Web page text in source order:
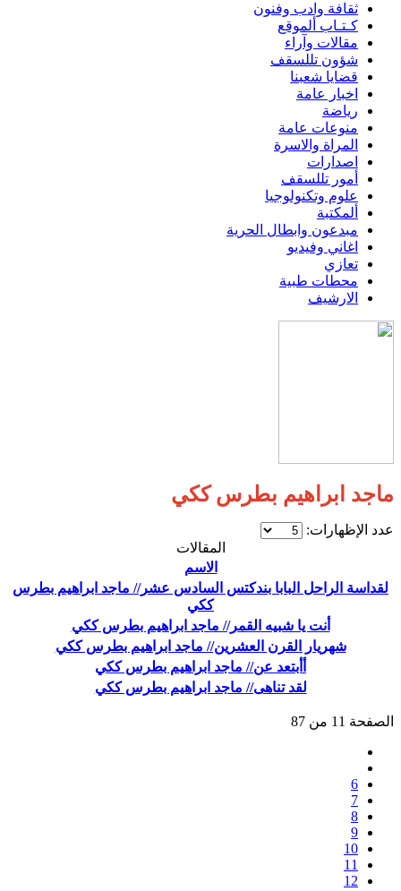
ثقافة وادب وفنون
كـتـاب ألموقع
مقالات وآراء
شؤون تللسقف
قضايا شعبنا
اخبار عامة
رياضة
منوعات عامة
المراة والاسرة
اصدارات
أمور تللسقف
علوم وتكنولوجيا
ألمكتبة
مبدعون وابطال الحرية
اغاني وفيديو
تعازي
محطات طبية
الارشيف
ماجد ابراهيم بطرس ككي
عدد الإظهارات:
المقالات
الاسم
لقداسة الراحل البابا بندكتس السادس عشر// ماجد ابراهيم بطرس
ككي
أنت يا شبيه القمر// ماجد ابراهيم بطرس ككي
شهريار القرن العشرين// ماجد ابراهيم بطرس ككي
أأبتعد عن// ماجد ابراهيم بطرس ككي
لقد تناهى// ماجد ابراهيم بطرس ككي
الصفحة 11 من 87
6
7
8
9
10
11
12